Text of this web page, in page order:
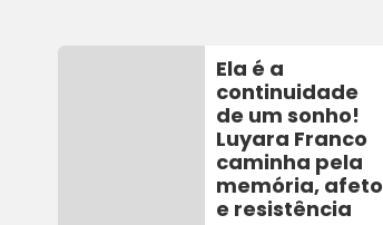
Ela é a
continuidade
de um sonho!
Luyara Franco
caminha pela
memória, afeto
e resistência